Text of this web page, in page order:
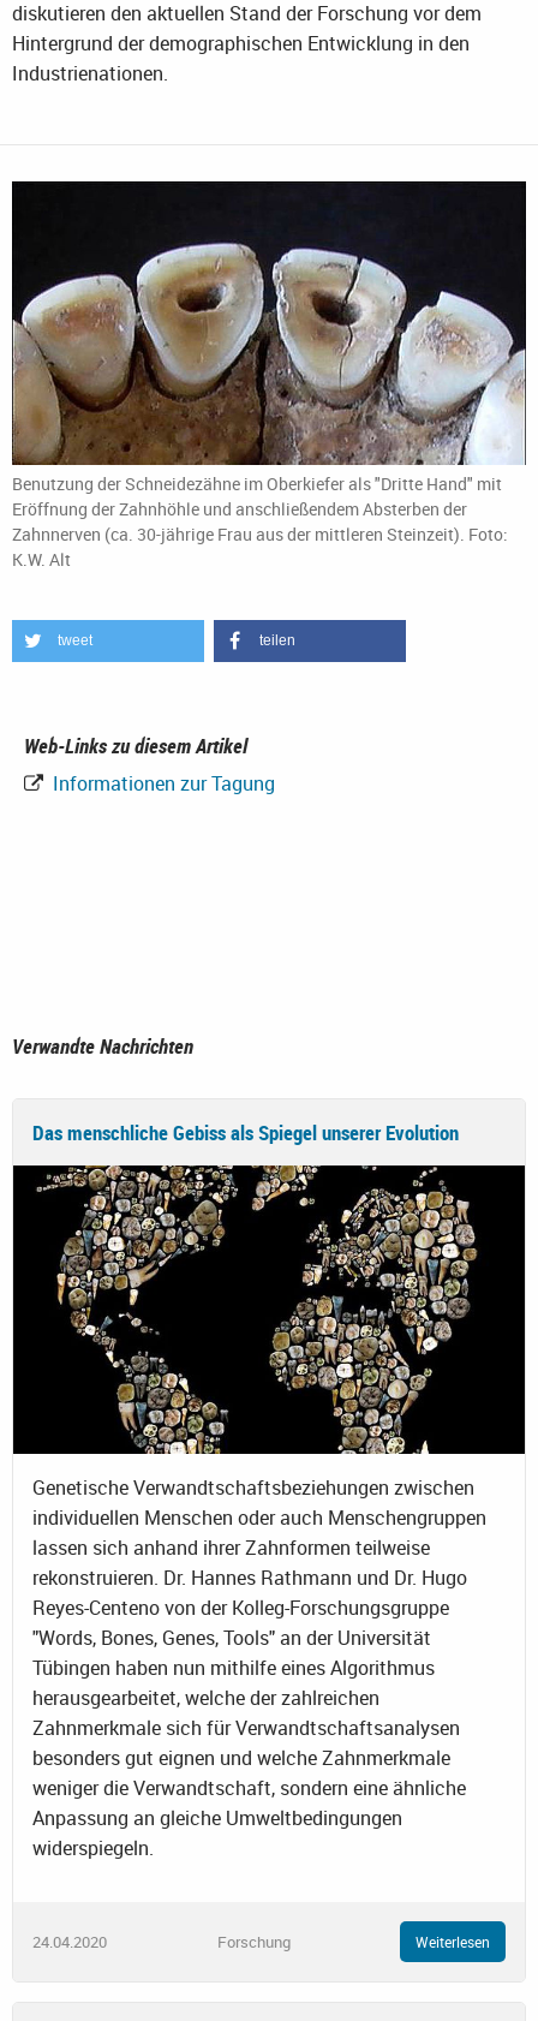
diskutieren den aktuellen Stand der Forschung vor dem
Hintergrund der demographischen Entwicklung in den
Industrienationen.
Benutzung der Schneidezähne im Oberkiefer als "Dritte Hand" mit
Eröffnung der Zahnhöhle und anschließendem Absterben der
Zahnnerven (ca. 30-jährige Frau aus der mittleren Steinzeit). Foto:
K.W. Alt
tweet teilen
Web-Links zu diesem Artikel
Informationen zur Tagung
Verwandte Nachrichten
Das menschliche Gebiss als Spiegel unserer Evolution
Genetische Verwandtschaftsbeziehungen zwischen
individuellen Menschen oder auch Menschengruppen
lassen sich anhand ihrer Zahnformen teilweise
rekonstruieren. Dr. Hannes Rathmann und Dr. Hugo
Reyes-Centeno von der Kolleg-Forschungsgruppe
"Words, Bones, Genes, Tools" an der Universität
Tübingen haben nun mithilfe eines Algorithmus
herausgearbeitet, welche der zahlreichen
Zahnmerkmale sich für Verwandtschaftsanalysen
besonders gut eignen und welche Zahnmerkmale
weniger die Verwandtschaft, sondern eine ähnliche
Anpassung an gleiche Umweltbedingungen
widerspiegeln.
24.04.2020 Forschung Weiterlesen